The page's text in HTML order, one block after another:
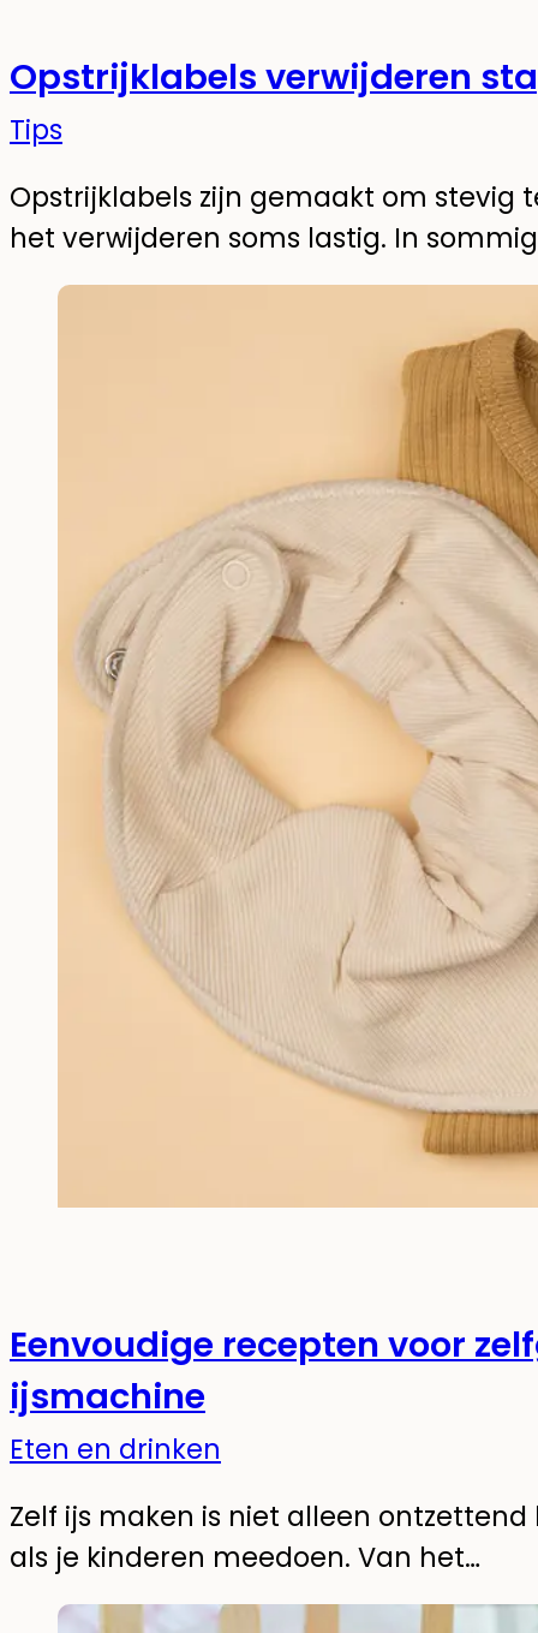
Opstrijklabels verwijderen
Tips
Opstrijklabels zijn gemaakt om stevig
het verwijderen soms lastig. In
Eenvoudige recepten voor
ijsmachine
Eten en drinken
Zelf ijs maken is niet alleen
als je kinderen meedoen. Van het…